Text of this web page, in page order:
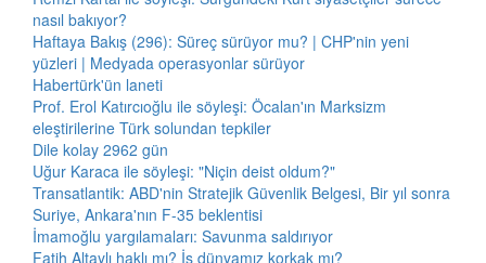
nasıl bakıyor?
Haftaya Bakış (296): Süreç sürüyor mu? | CHP'nin yeni
yüzleri | Medyada operasyonlar sürüyor
Habertürk'ün laneti
Prof. Erol Katırcıoğlu ile söyleşi: Öcalan'ın Marksizm
eleştirilerine Türk solundan tepkiler
Dile kolay 2962 gün
Uğur Karaca ile söyleşi: "Niçin deist oldum?"
Transatlantik: ABD'nin Stratejik Güvenlik Belgesi, Bir yıl sonra
Suriye, Ankara'nın F-35 beklentisi
İmamoğlu yargılamaları: Savunma saldırıyor
Fatih Altaylı haklı mı? İş dünyamız korkak mı?